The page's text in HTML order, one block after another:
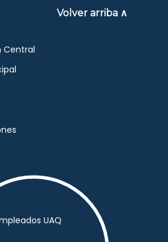
Volver arriba ∧
Central
UAQ